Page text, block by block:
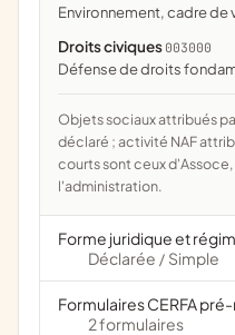
Environnement, cadre de
Droits civiques 003000
défense de droits
Objets sociaux attribués par l'administration d'après l'objet
déclaré ; activité NAF
courts sont ceux
l'administration.
Forme juridique et
Déclarée / Simple
Formulaires CERFA
2 formulaires